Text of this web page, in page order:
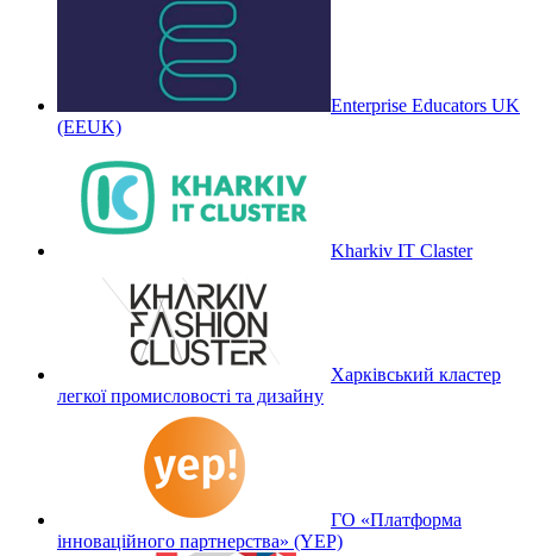
Enterprise Educators UK
(EEUK)
Kharkiv IT Claster
Харківський кластер
легкої промисловості та дизайну
ГО «Платформа
інноваційного партнерства» (YEP)